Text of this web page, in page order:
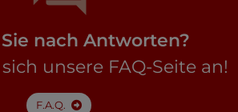
nach Antworten?
unsere FAQ-Seite an!
F.A.Q.